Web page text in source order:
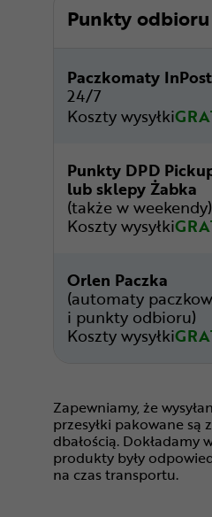
Punkty odbioru
Paczkomaty InPost
24/7
Koszty wysyłki
Punkty DPD
lub sklepy Żabka
(także w weekendy)
Koszty wysyłki
Orlen Paczka
(automaty
i punkty odbioru)
Koszty wysyłki
Zapewniamy, że
przesyłki pakowane są
dbałością. Dokładamy
produkty były
na czas transportu.